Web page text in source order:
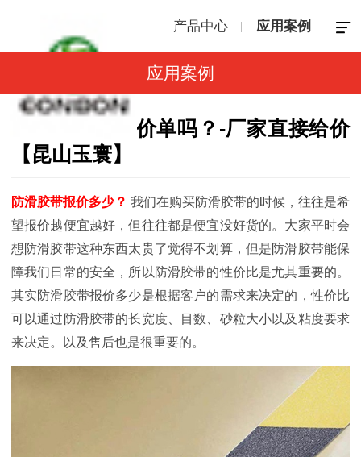
产品中心 应用案例
应用案例
防滑胶带有报价单吗？-厂家直接给价
【昆山玉寰】
防滑胶带报价多少？ 我们在购买防滑胶带的时候，往往是希
望报价越便宜越好，但往往都是便宜没好货的。大家平时会
想防滑胶带这种东西太贵了觉得不划算，但是防滑胶带能保
障我们日常的安全，所以防滑胶带的性价比是尤其重要的。
其实防滑胶带报价多少是根据客户的需求来决定的，性价比
可以通过防滑胶带的长宽度、目数、砂粒大小以及粘度要求
来决定。以及售后也是很重要的。